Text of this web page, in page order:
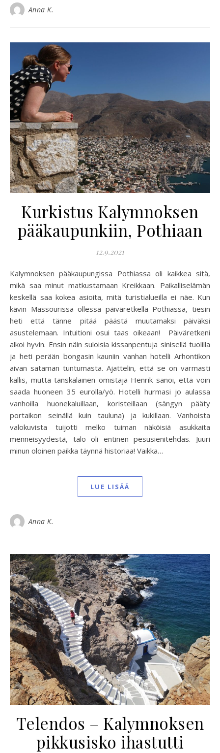
Anna K.
Kurkistus Kalymnoksen
pääkaupunkiin, Pothiaan
12.9.2021
Kalymnoksen pääkaupungissa Pothiassa oli kaikkea sitä,
mikä saa minut matkustamaan Kreikkaan. Paikalliselämän
keskellä saa kokea asioita, mitä turistialueilla ei näe. Kun
kävin Massourissa ollessa päiväretkellä Pothiassa, tiesin
heti että tänne pitää päästä muutamaksi päiväksi
asustelemaan. Intuitioni osui taas oikeaan! Päiväretkeni
alkoi hyvin. Ensin näin suloisia kissanpentuja sinisellä tuolilla
ja heti perään bongasin kauniin vanhan hotelli Arhontikon
aivan sataman tuntumasta. Ajattelin, että se on varmasti
kallis, mutta tanskalainen omistaja Henrik sanoi, että voin
saada huoneen 35 eurolla/yö. Hotelli hurmasi jo aulassa
vanhoilla huonekaluillaan, koristeillaan (sängyn pääty
portaikon seinällä kuin tauluna) ja kukillaan. Vanhoista
valokuvista tuijotti melko tuiman näköisiä asukkaita
menneisyydestä, talo oli entinen pesusienitehdas. Juuri
minun oloinen paikka täynnä historiaa! Vaikka…
LUE LISÄÄ
Anna K.
Telendos – Kalymnoksen
pikkusisko ihastutti